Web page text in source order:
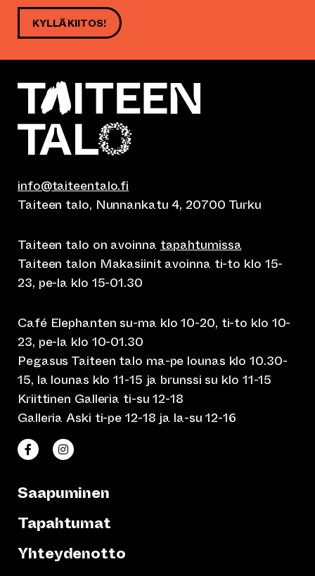
KYLLÄ KIITOS!
info@taiteentalo.fi
Taiteen talo, Nunnankatu 4, 20700 Turku
Taiteen talo on avoinna tapahtumissa
Taiteen talon Makasiinit avoinna ti-to klo 15-
23, pe-la klo 15-01.30
Café Elephanten su-ma klo 10-20, ti-to klo 10-
23, pe-la klo 10-01.30
Pegasus Taiteen talo ma-pe lounas klo 10.30-
15, la lounas klo 11-15 ja brunssi su klo 11-15
Kriittinen Galleria ti-su 12-18
Galleria Aski ti-pe 12-18 ja la-su 12-16
Taiteen talo Facebookissa
(siirtyy toiseen verkkopalveluun)
Taiteen talo Instagramissa
(siirtyy toiseen verkkopalveluun)
Saapuminen
Tapahtumat
Yhteydenotto